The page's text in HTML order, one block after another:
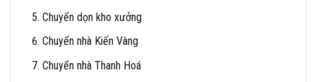
Chuyển dọn kho xưởng
Chuyển nhà Kiến Vàng
Chuyển nhà Thanh Hoá